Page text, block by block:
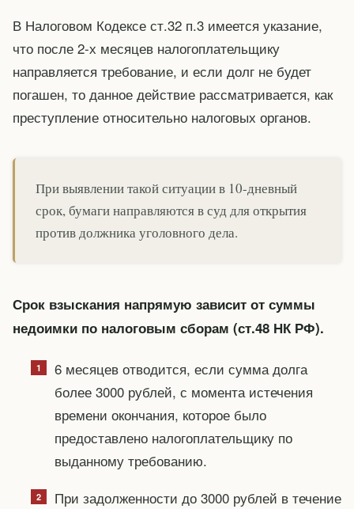
В Налоговом Кодексе ст.32 п.3 имеется указание,
что после 2-х месяцев налогоплательщику
направляется требование, и если долг не будет
погашен, то данное действие рассматривается, как
преступление относительно налоговых органов.
При выявлении такой ситуации в 10-дневный
срок, бумаги направляются в суд для открытия
против должника уголовного дела.
Срок взыскания напрямую зависит от суммы
недоимки по налоговым сборам (ст.48 НК РФ).
6 месяцев отводится, если сумма долга
более 3000 рублей, с момента истечения
времени окончания, которое было
предоставлено налогоплательщику по
выданному требованию.
При задолженности до 3000 рублей в течение